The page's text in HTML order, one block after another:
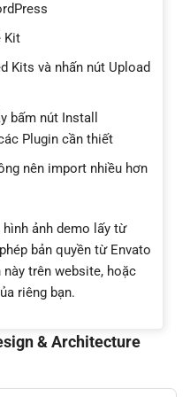
Kit
Kits và nhấn nút Upload
bấm nút Install
Plugin cần thiết
nên import nhiều hơn
ảnh demo lấy từ
bản quyền từ Envato
trên website, hoặc
riêng bạn.
& Architecture